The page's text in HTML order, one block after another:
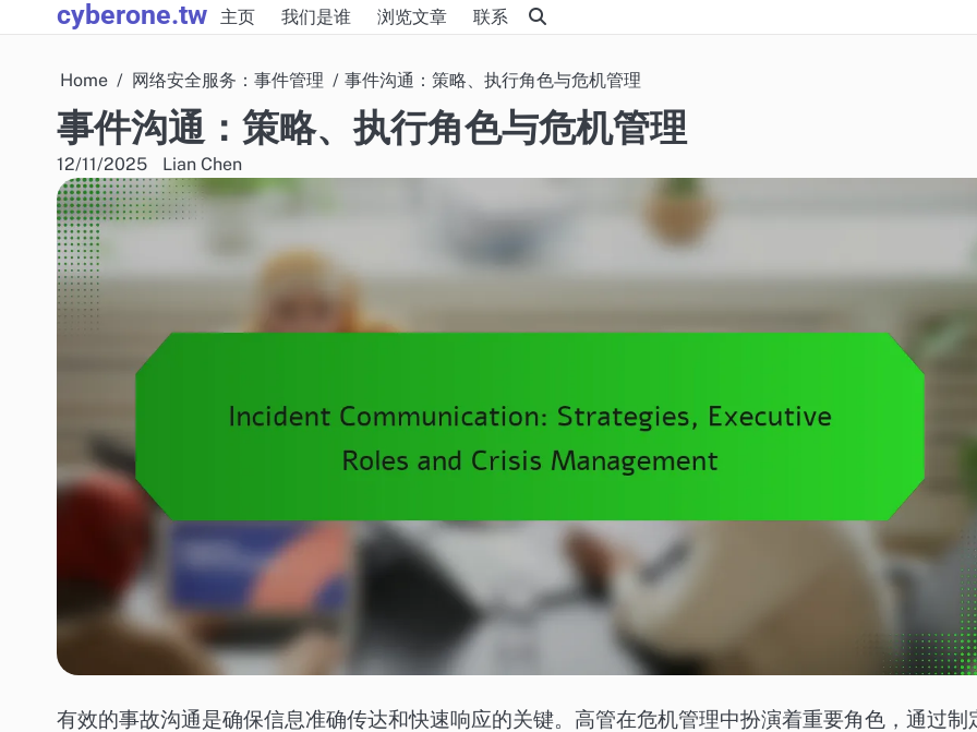
to
cyberone.tw 主页 我们是谁 浏览文章 联系
Home 网络安全服务：事件管理 事件沟通：策略、执行角色与危机管理
事件沟通：策略、执行角色与危机管理
12/11/2025 Lian Chen
有效的事故沟通是确保信息准确传达和快速响应的关键。高管在危机管理中扮演着重要角色，通过制